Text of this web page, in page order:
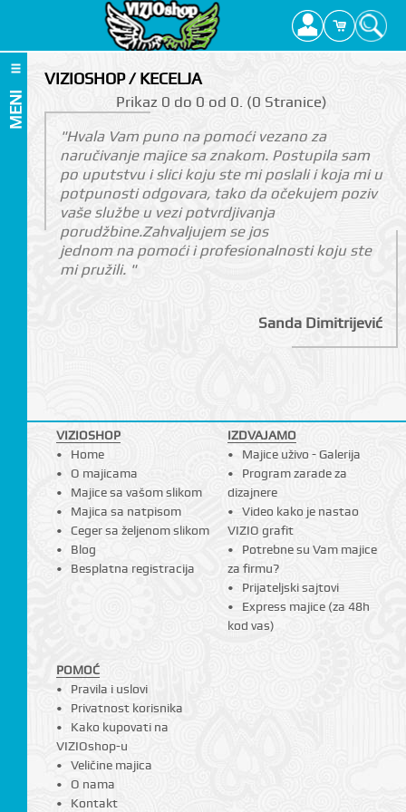
MENI
VIZIOSHOP / KECELJA
Prikаz 0 do 0 оd 0. (0 Strаnicе)
"Hvala Vam puno na pomoći vezano za
naručivanje majice sa znakom. Postupila sam
po uputstvu i slici koju ste mi poslali i koja mi u
potpunosti odgovara, tako da očekujem poziv
vaše službe u vezi potvrdjivanja
porudžbine.Zahvaljujem se jos
jednom na pomoći i profesionalnosti koju ste
mi pružili. "
Sanda Dimitrijević
VIZIOSHOP
Home
O majicama
Majice sa vašom slikom
Majica sa natpisom
Ceger sa željenom slikom
Blog
Besplatna registracija
IZDVAJAMO
Majice uživo - Galerija
Program zarade za
dizajnere
Video kako je nastao
VIZIO grafit
Potrebne su Vam majice
za firmu?
Prijateljski sajtovi
Express majice (za 48h
kod vas)
POMOĆ
Pravila i uslovi
Privatnost korisnika
Kako kupovati na
VIZIOshop-u
Veličine majica
O nama
Kontakt